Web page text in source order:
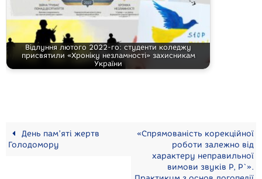
Відлуння лютого 2022-го: студенти коледжу
присвятили «Хроніку незламності» захисникам
України
День пам’яті жертв
Голодомору
«Спрямованість корекційної
роботи залежно від
характеру неправильної
вимови звуків Р, Р`».